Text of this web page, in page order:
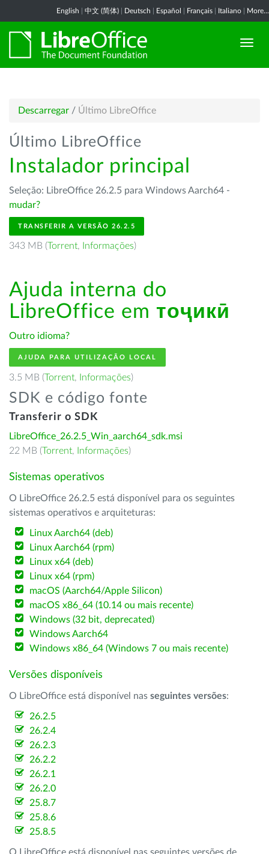
English 中文 (简体) Deutsch Español Français Italiano More...
Descarregar / Último LibreOffice
Último LibreOffice
Instalador principal
Seleção: LibreOffice 26.2.5 para Windows Aarch64 -
mudar?
TRANSFERIR A VERSÃO 26.2.5
343 MB (Torrent, Informações)
Ajuda interna do
LibreOffice em тоҷикӣ
Outro idioma?
AJUDA PARA UTILIZAÇÃO LOCAL
3.5 MB (Torrent, Informações)
SDK e código fonte
Transferir o SDK
LibreOffice_26.2.5_Win_aarch64_sdk.msi
22 MB (Torrent, Informações)
Sistemas operativos
O LibreOffice 26.2.5 está disponível para os seguintes
sistemas operativos e arquiteturas:
Linux Aarch64 (deb)
Linux Aarch64 (rpm)
Linux x64 (deb)
Linux x64 (rpm)
macOS (Aarch64/Apple Silicon)
macOS x86_64 (10.14 ou mais recente)
Windows (32 bit, deprecated)
Windows Aarch64
Windows x86_64 (Windows 7 ou mais recente)
Versões disponíveis
O LibreOffice está disponível nas seguintes versões:
26.2.5
26.2.4
26.2.3
26.2.2
26.2.1
26.2.0
25.8.7
25.8.6
25.8.5